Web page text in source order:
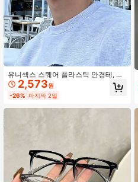
유니섹스 스퀘어 플라스틱 안경테, 안
경, 패셔너블한 플레인 렌즈 안경
2,573원
-26% 마지막 2일